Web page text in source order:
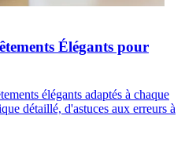
Élégants pour
élégants adaptés à chaque
détaillé, d'astuces aux erreurs à